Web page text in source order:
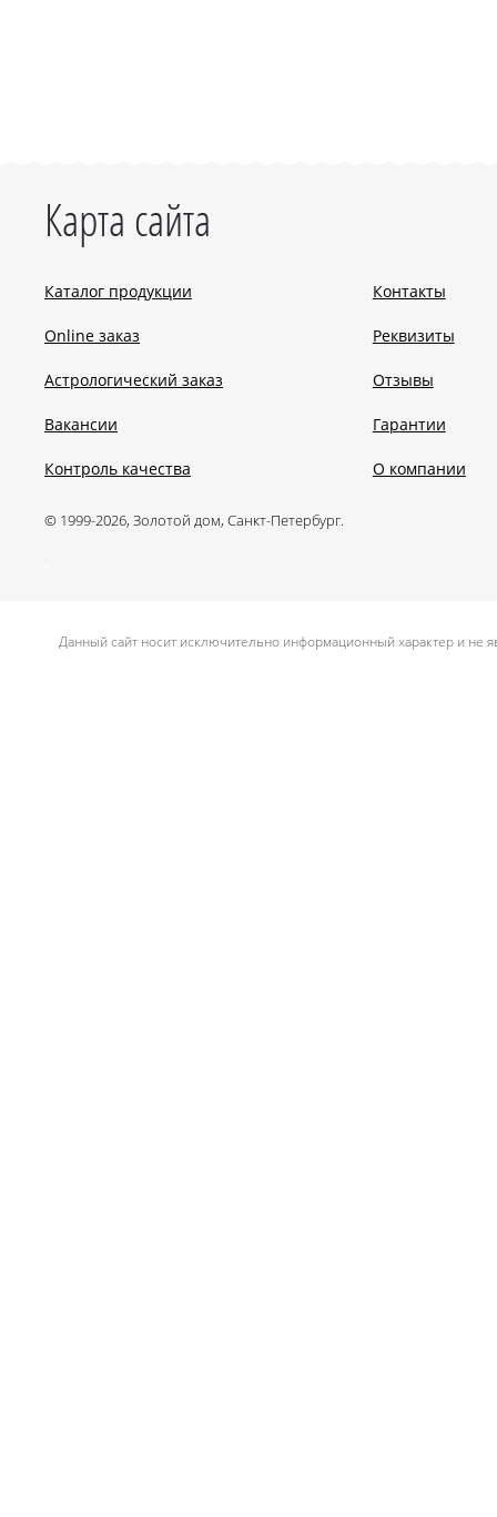
Карта сайта
Каталог продукции
Online заказ
Астрологический заказ
Вакансии
Контроль качества
Контакты
Реквизиты
Отзывы
Гарантии
О компании
© 1999-2026, Золотой дом, Санкт-Петербург.
Данный сайт носит исключительно информационный характер и не